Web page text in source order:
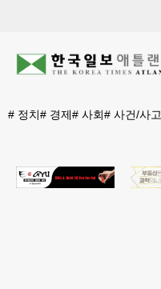
# 정치# 경제# 사회# 사건/사고